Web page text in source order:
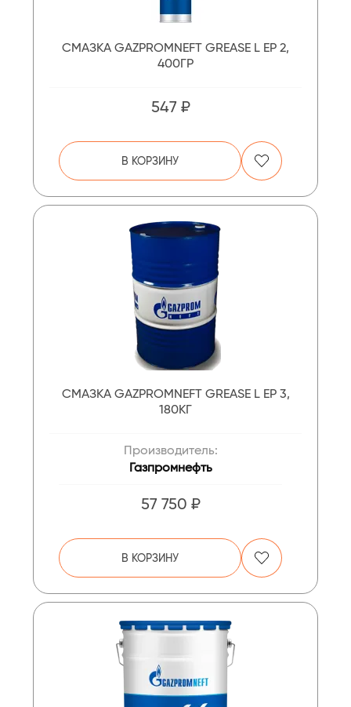
СМАЗКА GAZPROMNEFT GREASE L EP 2,
400ГР
547 ₽
В КОРЗИНУ
СМАЗКА GAZPROMNEFT GREASE L EP 3,
180КГ
Производитель:
Газпромнефть
57 750 ₽
В КОРЗИНУ